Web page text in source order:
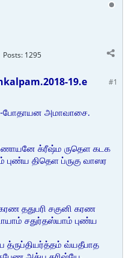
Posts: 1295
#1
19.e
போதாயன அமாவாசை.
க்ரீஷ்ம ருதெள கடக
திதெள ப்ருகு வாஸர
ததுபரி சகுனி கரண
சதுர்தஸ்யாம் புண்ய
த்ருப்தியர்த்தம் வ்யதீபாத